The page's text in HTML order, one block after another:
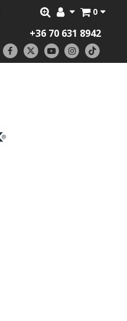
0
+36 70 631 8942